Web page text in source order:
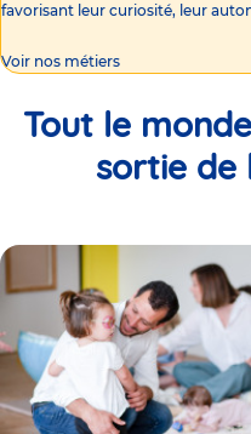
favorisant leur curiosité, leur
Voir nos métiers
Tout le
sortie de